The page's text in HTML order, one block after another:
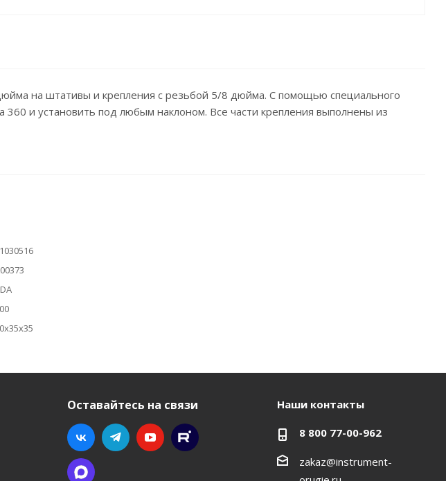
на штативы и крепления с резьбой 5/8 дюйма. С помощью специального
и установить под любым наклоном. Все части крепления выполнены из
Оставайтесь на связи Наши контакты
8 800 77-00-962
zakaz@instrument-